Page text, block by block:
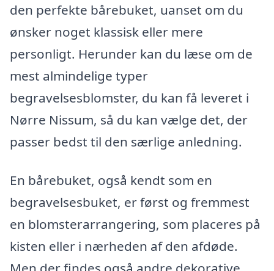
den perfekte bårebuket, uanset om du
ønsker noget klassisk eller mere
personligt. Herunder kan du læse om de
mest almindelige typer
begravelsesblomster, du kan få leveret i
Nørre Nissum, så du kan vælge det, der
passer bedst til den særlige anledning.
En bårebuket, også kendt som en
begravelsesbuket, er først og fremmest
en blomsterarrangering, som placeres på
kisten eller i nærheden af den afdøde.